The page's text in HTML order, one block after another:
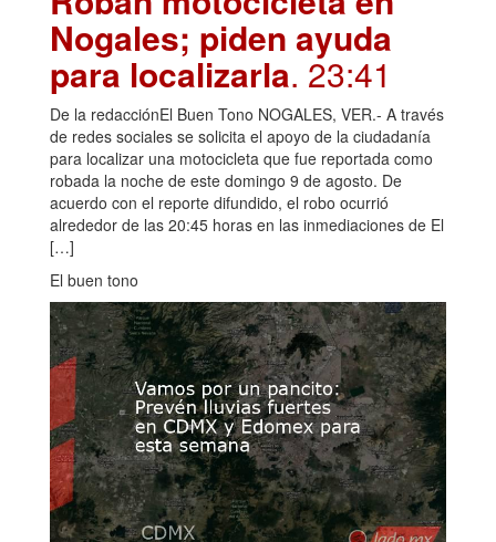
Nogales; piden ayuda
para localizarla. 23:41
De la redacciónEl Buen Tono NOGALES, VER.- A través
de redes sociales se solicita el apoyo de la ciudadanía
para localizar una motocicleta que fue reportada como
robada la noche de este domingo 9 de agosto. De
acuerdo con el reporte difundido, el robo ocurrió
alrededor de las 20:45 horas en las inmediaciones de El
[…]
El buen tono